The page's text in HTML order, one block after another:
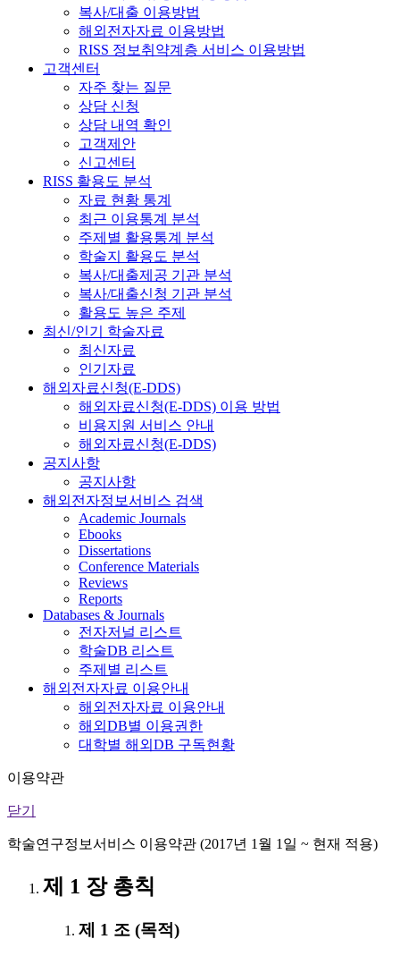
복사/대출 이용방법
해외전자자료 이용방법
RISS 정보취약계층 서비스 이용방법
고객센터
자주 찾는 질문
상담 신청
상담 내역 확인
고객제안
신고센터
RISS 활용도 분석
자료 현황 통계
최근 이용통계 분석
주제별 활용통계 분석
학술지 활용도 분석
복사/대출제공 기관 분석
복사/대출신청 기관 분석
활용도 높은 주제
최신/인기 학술자료
최신자료
인기자료
해외자료신청(E-DDS)
해외자료신청(E-DDS) 이용 방법
비용지원 서비스 안내
해외자료신청(E-DDS)
공지사항
공지사항
해외전자정보서비스 검색
Academic Journals
Ebooks
Dissertations
Conference Materials
Reviews
Reports
Databases & Journals
전자저널 리스트
학술DB 리스트
주제별 리스트
해외전자자료 이용안내
해외전자자료 이용안내
해외DB별 이용권한
대학별 해외DB 구독현황
이용약관
닫기
학술연구정보서비스 이용약관 (2017년 1월 1일 ~ 현재 적용)
제 1 장 총칙
제 1 조 (목적)